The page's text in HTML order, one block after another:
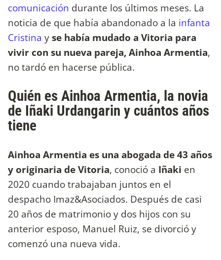
comunicación durante los últimos meses. La
noticia de que había abandonado a la infanta
Cristina yse había mudado a Vitoria para
vivir con su nueva pareja, Ainhoa Armentia,
no tardó en hacerse pública.
Quién es Ainhoa Armentia, la novia
de Iñaki Urdangarin y cuántos años
tiene
Ainhoa Armentia es una abogada de 43 años
y originaria de Vitoria, conoció a Iñaki en
2020 cuando trabajaban juntos en el
despacho Imaz&Asociados. Después de casi
20 años de matrimonio y dos hijos con su
anterior esposo, Manuel Ruiz, se divorció y
comenzó una nueva vida.